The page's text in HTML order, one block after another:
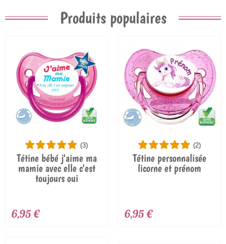
Produits populaires
(3)
Tétine bébé j'aime ma
mamie avec elle c'est
toujours oui
6,95 €
(2)
Tétine personnalisée
licorne et prénom
6,95 €